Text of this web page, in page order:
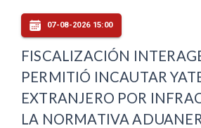
07-08-2026 15:00
FISCALIZACIÓN
PERMITIÓ INCAUTAR
EXTRANJERO POR
LA NORMATIVA